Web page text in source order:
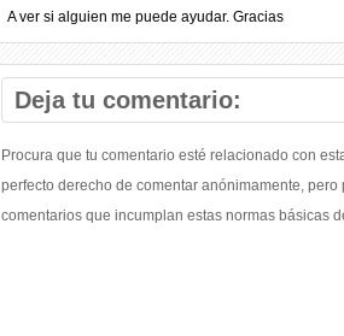
A ver si alguien me puede ayudar. Gracias
Deja tu comentario:
Procura que tu comentario esté relacionado con
perfecto derecho de comentar anónimamente, pero
comentarios que incumplan estas normas básicas